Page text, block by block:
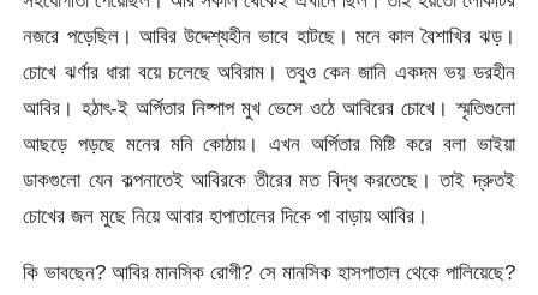
নজরে পড়েছিল। আবির উদ্দেশ্যহীন ভাবে হাটছে। মনে কাল বৈশাখির ঝড়।
চোখে ঝর্ণার ধারা বয়ে চলেছে অবিরাম। তবুও কেন জানি একদম ভয় ডরহীন
আবির। হঠাৎ-ই অর্পিতার নিষ্পাপ মুখ ভেসে ওঠে আবিরের চোখে। স্মৃতিগুলো
আছড়ে পড়ছে মনের মনি কোঠায়। এখন অর্পিতার মিষ্টি করে বলা ভাইয়া
ডাকগুলো যেন কল্পনাতেই আবিরকে তীরের মত বিদ্ধ করতেছে। তাই দ্রুতই
চোখের জল মুছে নিয়ে আবার হাপাতালের দিকে পা বাড়ায় আবির।
কি ভাবছেন? আবির মানসিক রোগী? সে মানসিক হাসপাতাল থেকে পালিয়েছে?